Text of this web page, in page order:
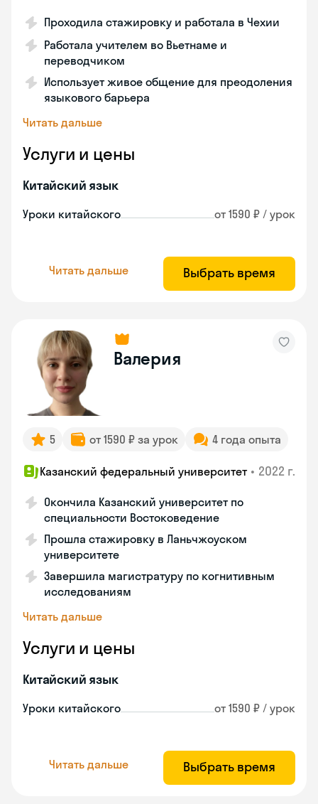
Проходила стажировку и работала в Чехии
Работала учителем во Вьетнаме и
переводчиком
Использует живое общение для преодоления
языкового барьера
Читать дальше
Услуги и цены
Китайский язык
Уроки китайского от 1590 ₽ / урок
Читать дальше Выбрать время
Валерия
5 от 1590 ₽ за урок 4 года опыта
Казанский федеральный университет • 2022 г.
Окончила Казанский университет по
специальности Востоковедение
Прошла стажировку в Ланьчжоуском
университете
Завершила магистратуру по когнитивным
исследованиям
Читать дальше
Услуги и цены
Китайский язык
Уроки китайского от 1590 ₽ / урок
Читать дальше Выбрать время